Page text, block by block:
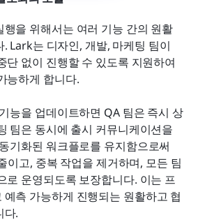
을 위해서는 여러 기능 간의 원활
Lark는 디자인, 개발, 마케팅 팀이
단 없이 진행할 수 있도록 지원하여
능하게 합니다.
능을 업데이트하면 QA 팀은 즉시 상
팀은 동시에 출시 커뮤니케이션을
기화된 워크플로를 유지함으로써
이고, 중복 작업을 제거하며, 모든 팀
로 운영되도록 보장합니다. 이는 프
측 가능하게 진행되는 원활하고 협
다.